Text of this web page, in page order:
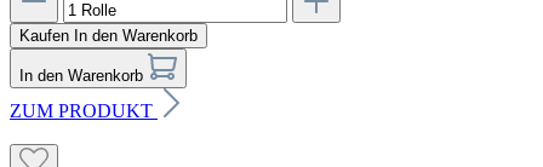
Kaufen In den Warenkorb
In den Warenkorb
ZUM PRODUKT